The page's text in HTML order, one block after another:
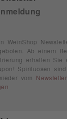
WeinShop
Ab einem
erhalten Sie
Spirituosen
vom